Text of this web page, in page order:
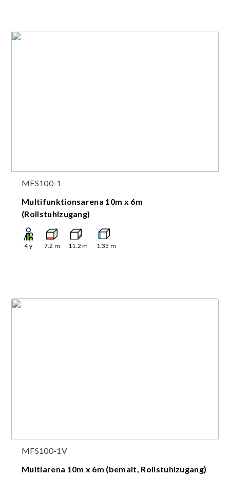
MFS100-1
Multifunktionsarena 10m x 6m
(Rollstuhlzugang)
4y 7.2 m 11.2 m 1.35 m
MFS100-1V
Multiarena 10m x 6m (bemalt, Rollstuhlzugang)